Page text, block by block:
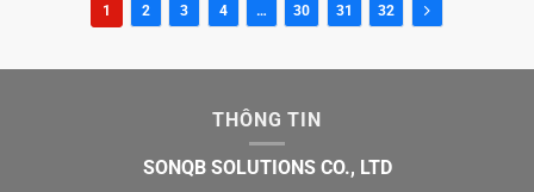
1 2 3 4 … 30 31 32
THÔNG TIN
SONQB SOLUTIONS CO., LTD